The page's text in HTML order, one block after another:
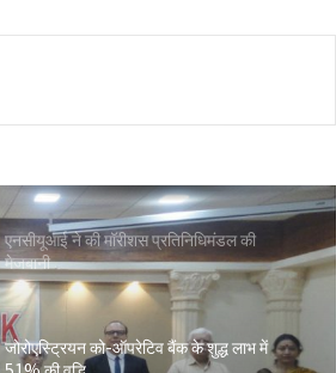
‘कोऑपरेशन अमंग कोऑपरेटिव्स’ से कोऑप बैंकों
एनसीयूआई ने की मॉरीशस प्रतिनिधिमंडल की
मेजबानी
जोरोएस्ट्रियन को-ऑपरेटिव बैंक के शुद्ध लाभ में